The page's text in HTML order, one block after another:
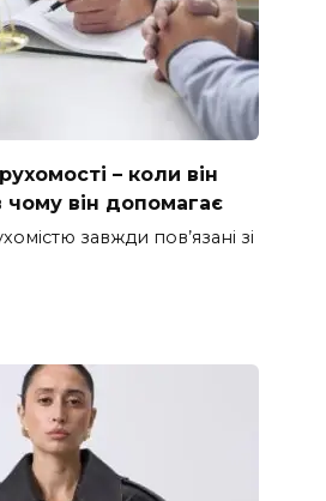
– коли він
чому він допомагає
завжди пов’язані зі